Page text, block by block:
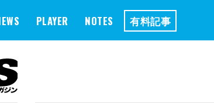
PLAYER NOTES 有料記事